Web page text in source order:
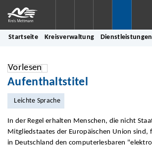
Startseite Kreisverwaltung Dienstleistungen
Vorlesen
Aufenthaltstitel
Leichte Sprache
In der Regel erhalten Menschen, die nicht
Mitgliedstaates der Europäischen Union
in Deutschland den computerlesbaren